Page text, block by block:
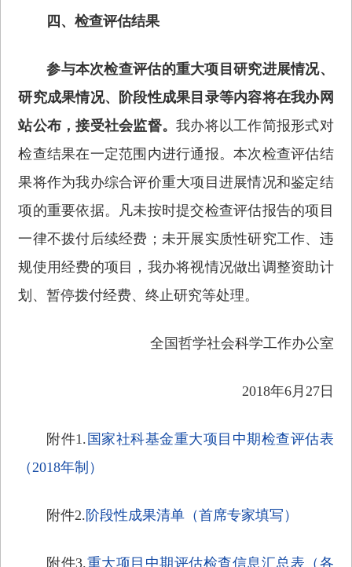
四、检查评估结果
参与本次检查评估的重大项目研究进展情况、
研究成果情况、阶段性成果目录等内容将在我办网
站公布，接受社会监督。我办将以工作简报形式对
检查结果在一定范围内进行通报。本次检查评估结
果将作为我办综合评价重大项目进展情况和鉴定结
项的重要依据。凡未按时提交检查评估报告的项目
一律不拨付后续经费；未开展实质性研究工作、违
规使用经费的项目，我办将视情况做出调整资助计
划、暂停拨付经费、终止研究等处理。
全国哲学社会科学工作办公室
2018年6月27日
附件1. 国家社科基金重大项目中期检查评估表
（2018年制）
附件2.阶段性成果清单（首席专家填写）
附件3.重大项目中期评估检查信息汇总表（各